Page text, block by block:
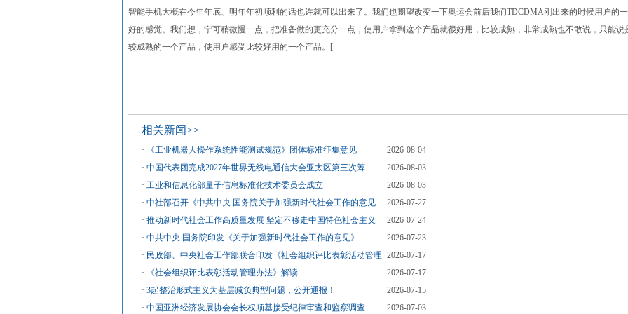
智能手机大概在今年年底、明年年初顺利的话也许就可以出来了。我们也期望改变一下奥运会前后我们TDCDMA刚出来的时候用户的
好的感觉。我们想，宁可稍微慢一点，把准备做的更充分一点，使用户拿到这个产品就很好用，比较成熟，非常成熟也不敢说，只能说
较成熟的一个产品，使用户感受比较好用的一个产品。[
相关新闻>>
· 《工业机器人操作系统性能测试规范》团体标准征集意见
2026-08-04
· 中国代表团完成2027年世界无线电通信大会亚太区第三次筹
2026-08-03
· 工业和信息化部量子信息标准化技术委员会成立
2026-08-03
· 中社部召开《中共中央 国务院关于加强新时代社会工作的意见
2026-07-27
· 推动新时代社会工作高质量发展 坚定不移走中国特色社会主义
2026-07-24
· 中共中央 国务院印发《关于加强新时代社会工作的意见》
2026-07-23
· 民政部、中央社会工作部联合印发《社会组织评比表彰活动管理 2026-07-17
·
《社会组织评比表彰活动管理办法》解读
2026-07-17
· 3起整治形式主义为基层减负典型问题，公开通报！
2026-07-15
· 中国亚洲经济发展协会会长权顺基接受纪律审查和监察调查 2026-07-03